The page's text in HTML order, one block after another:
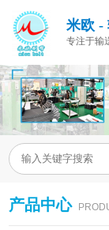
米欧 -
专注于输
产品中心